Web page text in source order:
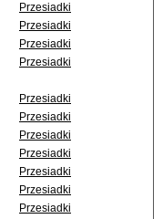
Przesiadki
Przesiadki
Przesiadki
Przesiadki
Przesiadki
Przesiadki
Przesiadki
Przesiadki
Przesiadki
Przesiadki
Przesiadki